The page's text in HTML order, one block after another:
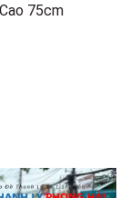
75cm